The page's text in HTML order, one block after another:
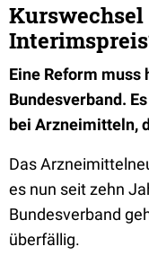
Eine Reform muss
Bundesverband.
bei Arzneimitteln,
Das
es nun seit zehn
Bundesverband
überfällig.